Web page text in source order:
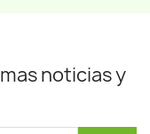
noticias y